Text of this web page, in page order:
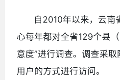
自2010年以来，云南
心每年都对全省129个县
意度”进行调查。调查采
用户的方式进行访问。